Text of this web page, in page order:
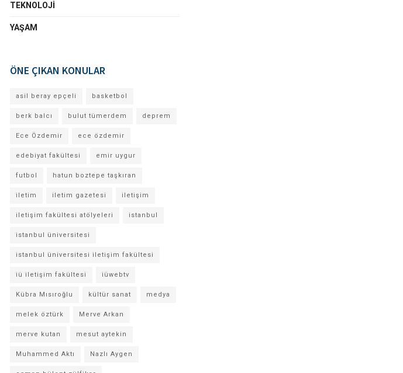
TEKNOLOJI
YAŞAM
ÖNE ÇIKAN KONULAR
asil beray epçeli basketbol
berk balcı bulut tümerdem deprem
Ece Özdemir ece özdemir
edebiyat fakültesi emir uygur
futbol hatun boztepe taşkıran
iletim iletim gazetesi iletişim
iletişim fakültesi atölyeleri istanbul
istanbul üniversitesi
istanbul üniversitesi iletişim fakültesi
iü iletişim fakültesi iüwebtv
Kübra Mısıroğlu kültür sanat medya
melek öztürk Merve Arkan
merve kutan mesut aytekin
Muhammed Aktı Nazlı Aygen